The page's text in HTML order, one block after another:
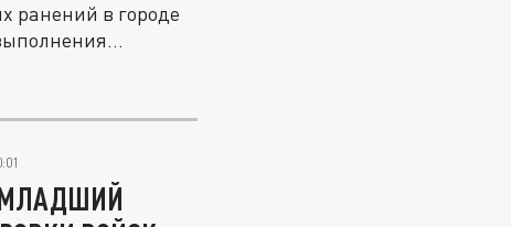
ранений в городе
МЛАДШИЙ